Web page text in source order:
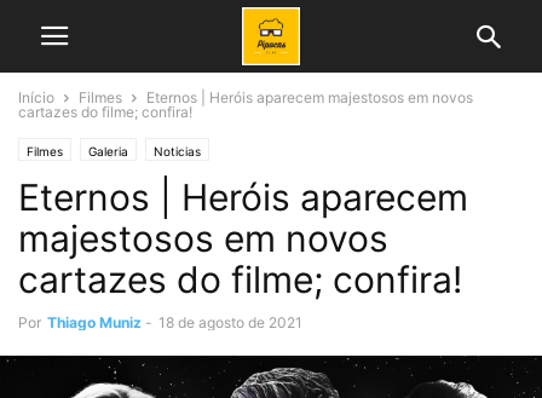
Início Filmes
Eternos | Heróis aparecem majestosos em novos
cartazes do filme; confira!
Filmes Galeria Noticias
Eternos | Heróis aparecem
majestosos em novos
cartazes do filme; confira!
Por Thiago Muniz - 18 de agosto de 2021